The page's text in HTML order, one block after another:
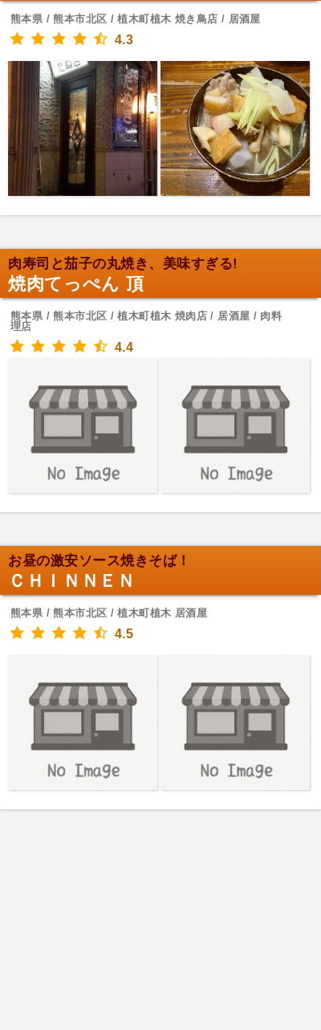
熊本県 / 熊本市北区 / 植木町植木 焼き鳥店 / 居酒屋
4.3
肉寿司と茄子の丸焼き、美味すぎる!
焼肉てっぺん 頂
熊本県 / 熊本市北区 / 植木町植木 焼肉店 / 居酒屋 / 肉料
理店
4.4
お昼の激安ソース焼きそば！
ＣＨＩＮＮＥＮ
熊本県 / 熊本市北区 / 植木町植木 居酒屋
4.5